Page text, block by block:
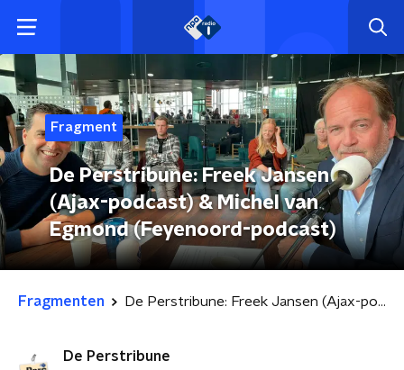
Fragment
De Perstribune: Freek Jansen
(Ajax-podcast) & Michel van
Egmond (Feyenoord-podcast)
Fragmenten De Perstribune: Freek Jansen (Ajax-podcast) & Michel van Egmond (Feyenoord-podcast)
De Perstribune